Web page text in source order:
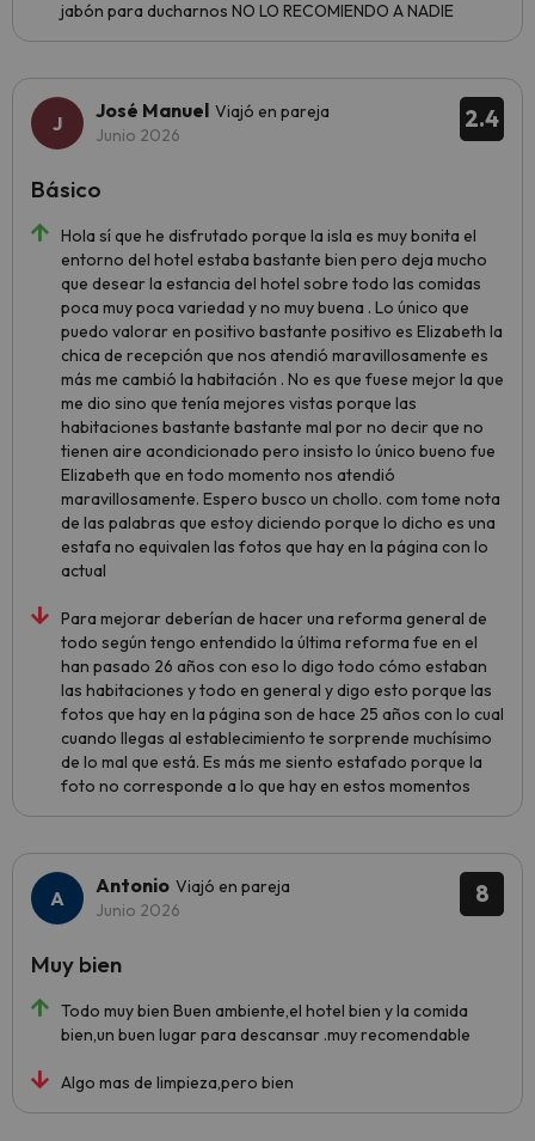
jabón para ducharnos NO LO RECOMIENDO A NADIE
2.4
José Manuel Viajó en pareja
Junio 2026
Hola sí que he disfrutado porque la isla es muy bonita el
entorno del hotel estaba bastante bien pero deja mucho
que desear la estancia del hotel sobre todo las comidas
poca muy poca variedad y no muy buena . Lo único que
puedo valorar en positivo bastante positivo es Elizabeth la
chica de recepción que nos atendió maravillosamente es
más me cambió la habitación . No es que fuese mejor la que
me dio sino que tenía mejores vistas porque las
habitaciones bastante bastante mal por no decir que no
tienen aire acondicionado pero insisto lo único bueno fue
Elizabeth que en todo momento nos atendió
maravillosamente. Espero busco un chollo. com tome nota
de las palabras que estoy diciendo porque lo dicho es una
estafa no equivalen las fotos que hay en la página con lo
actual
Para mejorar deberían de hacer una reforma general de
todo según tengo entendido la última reforma fue en el
han pasado 26 años con eso lo digo todo cómo estaban
las habitaciones y todo en general y digo esto porque las
fotos que hay en la página son de hace 25 años con lo cual
cuando llegas al establecimiento te sorprende muchísimo
de lo mal que está. Es más me siento estafado porque la
foto no corresponde a lo que hay en estos momentos
Básico
8
Antonio Viajó en pareja
Junio 2026
Todo muy bien Buen ambiente,el hotel bien y la comida
bien,un buen lugar para descansar .muy recomendable
Algo mas de limpieza,pero bien
Muy bien